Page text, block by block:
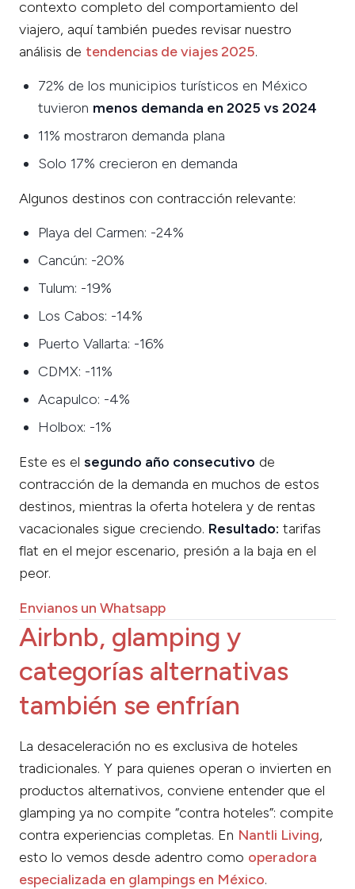
contexto completo del comportamiento del
viajero, aquí también puedes revisar nuestro
análisis de tendencias de viajes 2025.
72% de los municipios turísticos en México
tuvieron menos demanda en 2025 vs 2024
11% mostraron demanda plana
Solo 17% crecieron en demanda
Algunos destinos con contracción relevante:
Playa del Carmen: -24%
Cancún: -20%
Tulum: -19%
Los Cabos: -14%
Puerto Vallarta: -16%
CDMX: -11%
Acapulco: -4%
Holbox: -1%
Este es el segundo año consecutivo de
contracción de la demanda en muchos de estos
destinos, mientras la oferta hotelera y de rentas
vacacionales sigue creciendo. Resultado: tarifas
flat en el mejor escenario, presión a la baja en el
peor.
Envianos un Whatsapp
Airbnb, glamping y
categorías alternativas
también se enfrían
La desaceleración no es exclusiva de hoteles
tradicionales. Y para quienes operan o invierten en
productos alternativos, conviene entender que el
glamping ya no compite “contra hoteles”: compite
contra experiencias completas. En Nantli Living,
esto lo vemos desde adentro como operadora
especializada en glampings en México.